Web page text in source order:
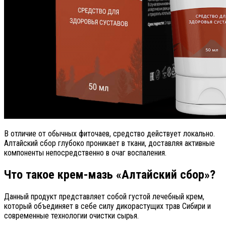
В отличие от обычных фиточаев, средство действует локально.
Алтайский сбор глубоко проникает в ткани, доставляя активные
компоненты непосредственно в очаг воспаления.
Что такое крем-мазь «Алтайский сбор»?
Данный продукт представляет собой густой лечебный крем,
который объединяет в себе силу дикорастущих трав Сибири и
современные технологии очистки сырья.